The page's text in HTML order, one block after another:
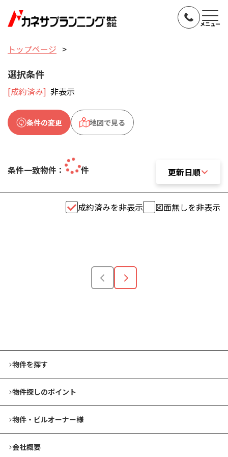
メニュー
トップページ
選択条件
[成約済み] 非表示
条件の変更 地図で見る
条件一致物件： 件 更新日順
更新日順
成約済みを非表示 図面無しを非表示
物件を探す
物件探しのポイント
物件・ビルオーナー様
会社概要